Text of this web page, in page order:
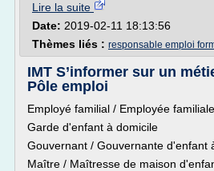
Lire la suite
Date: 2019-02-11 18:13:56
Thèmes liés : responsable emploi
IMT S’informer sur un
Pôle emploi
Employé familial / Employée
Garde d'enfant à domicile
Gouvernant / Gouvernante d'enfant
Maître / Maîtresse de maison